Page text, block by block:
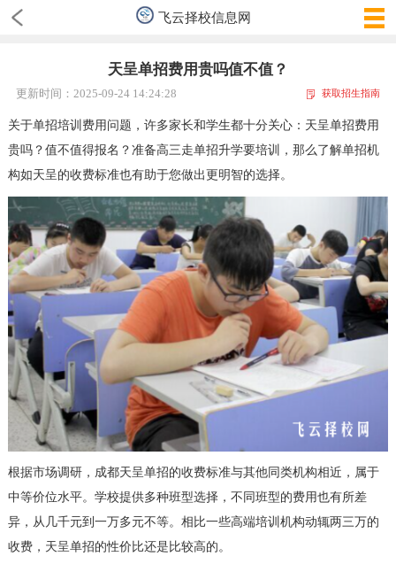
飞云择校信息网
天呈单招费用贵吗值不值？
更新时间：2025-09-24 14:24:28 获取招生指南
关于单招培训费用问题，许多家长和学生都十分关心：天呈单招费用
贵吗？值不值得报名？准备高三走单招升学要培训，那么了解单招机
构如天呈的收费标准也有助于您做出更明智的选择。
根据市场调研，成都天呈单招的收费标准与其他同类机构相近，属于
中等价位水平。学校提供多种班型选择，不同班型的费用也有所差
异，从几千元到一万多元不等。相比一些高端培训机构动辄两三万的
收费，天呈单招的性价比还是比较高的。